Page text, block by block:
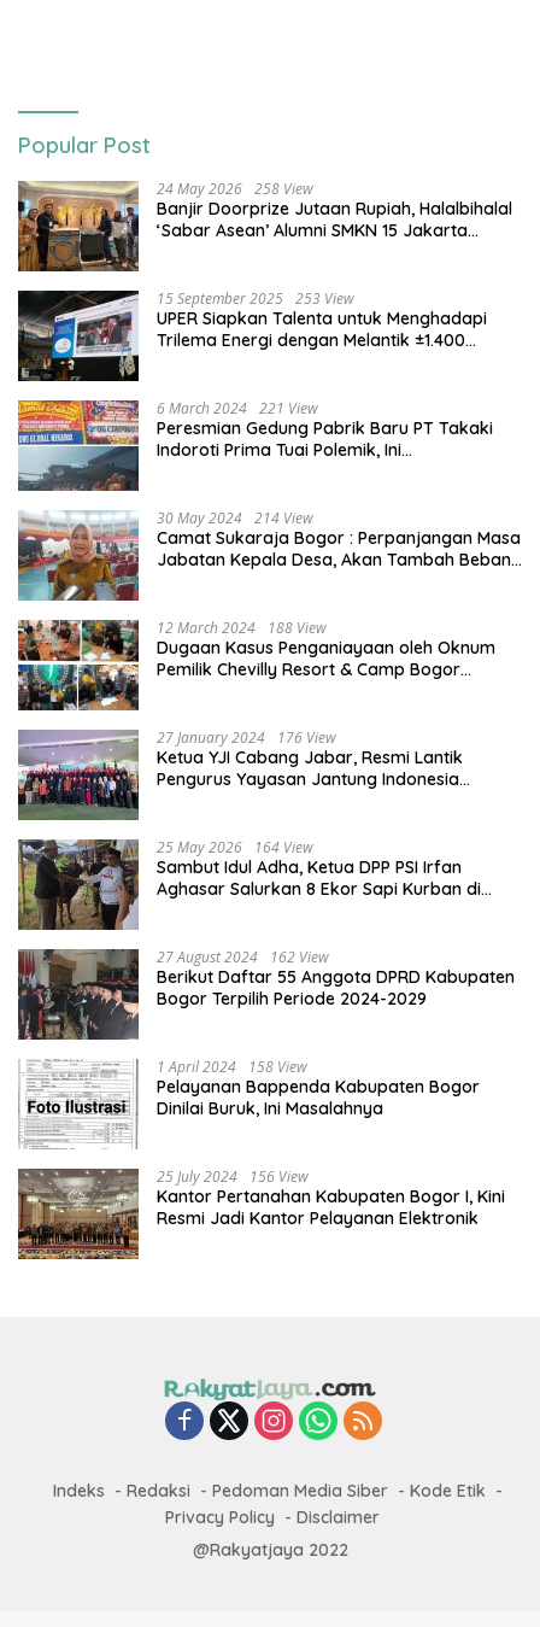
Popular Post
24 May 2026 258 View
Banjir Doorprize Jutaan Rupiah, Halalbihalal
‘Sabar Asean’ Alumni SMKN 15 Jakarta
15 September 2025 253 View
UPER Siapkan Talenta untuk Menghadapi
Trilema Energi dengan Melantik ±1.400
6 March 2024 221 View
Peresmian Gedung Pabrik Baru PT Takaki
Indoroti Prima Tuai Polemik, Ini
30 May 2024 214 View
Camat Sukaraja Bogor : Perpanjangan Masa
Jabatan Kepala Desa, Akan Tambah Beban
12 March 2024 188 View
Dugaan Kasus Penganiayaan oleh Oknum
Pemilik Chevilly Resort & Camp Bogor
27 January 2024 176 View
Ketua YJI Cabang Jabar, Resmi Lantik
Pengurus Yayasan Jantung Indonesia
25 May 2026 164 View
Sambut Idul Adha, Ketua DPP PSI Irfan
Aghasar Salurkan 8 Ekor Sapi Kurban di
27 August 2024 162 View
Berikut Daftar 55 Anggota DPRD Kabupaten
Bogor Terpilih Periode 2024-2029
1 April 2024 158 View
Pelayanan Bappenda Kabupaten Bogor
Dinilai Buruk, Ini Masalahnya
25 July 2024 156 View
Kantor Pertanahan Kabupaten Bogor I, Kini
Resmi Jadi Kantor Pelayanan Elektronik
Indeks Redaksi Pedoman Media Siber
Kode Etik
Privacy Policy
Disclaimer
@Rakyatjaya 2022